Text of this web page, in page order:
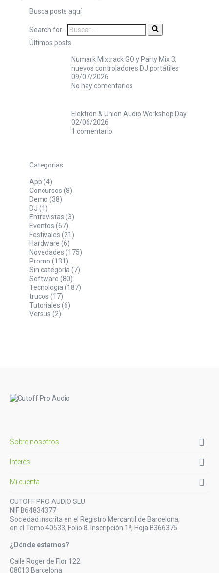
Busca posts aquí
Search for...
Últimos posts
Numark Mixtrack GO y Party Mix 3:
nuevos controladores DJ portátiles
09/07/2026
No hay comentarios
Elektron & Union Audio Workshop Day
02/06/2026
1 comentario
Categorias
App (4)
Concursos (8)
Demo (38)
DJ (1)
Entrevistas (3)
Eventos (67)
Festivales (21)
Hardware (6)
Novedades (175)
Promo (131)
Sin categoría (7)
Software (80)
Tecnologia (187)
trucos (17)
Tutoriales (6)
Versus (2)
Sobre nosotros 
Interés 
Mi cuenta 
CUTOFF PRO AUDIO SLU
NIF B64834377
Sociedad inscrita en el Registro Mercantil de Barcelona,
en el Tomo 40533, Folio 8, Inscripción 1ª, Hoja B366375.
¿Dónde estamos?
Calle Roger de Flor 122
08013 Barcelona